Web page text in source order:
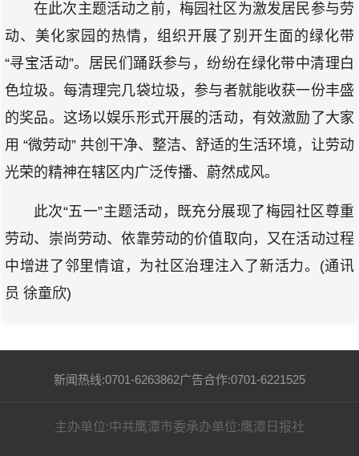
在此次主题活动之前，梅园社区为激发居民参与劳
动、美化家园的热情，组织开展了别开生面的绿化带
“寻宝活动”。居民们踊跃参与，纷纷在绿化带中清理白
色垃圾。每清理完几袋垃圾，参与者就能收获一份丰盛
的奖品。这场以娱乐形式开展的活动，有效激励了大家
用 “微劳动” 共创干净、整洁、舒适的生活环境，让劳动
光荣的精神在辖区内广泛传播、蔚然成风。
此次“五一”主题活动，既充分展现了梅园社区尊重
劳动、崇尚劳动、依靠劳动的价值取向，又在活动过程
中增进了邻里情谊，为社区治理注入了新活力。(通讯
员 徐童欣)
新闻热线:0701-6263862广告合作:0701-6221525
主办单位:中共鹰潭市委承办单位:鹰潭日报社